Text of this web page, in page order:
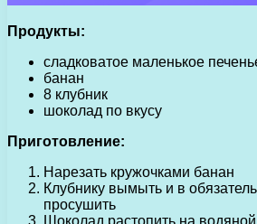
Продукты:
сладковатое маленькое
банан
8 клубник
шоколад по вкусу
Приготовление:
Нарезать кружочками банан
Клубнику вымыть и в
просушить
Шоколад растопить на